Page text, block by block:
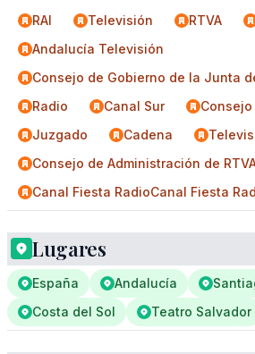
RAI
Televisión RTVA
Andalucía Televisión
Consejo de Gobierno de la Junta
Radio
Canal Sur
Juzgado
Cadena
Consejo de Administración de
Canal Fiesta RadioCanal Fiesta
Lugares
España Andalucía
Costa del Sol
Teatro Salvador